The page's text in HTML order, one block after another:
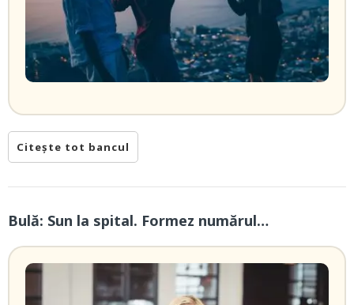
Citește tot bancul
Bulă: Sun la spital. Formez numărul…